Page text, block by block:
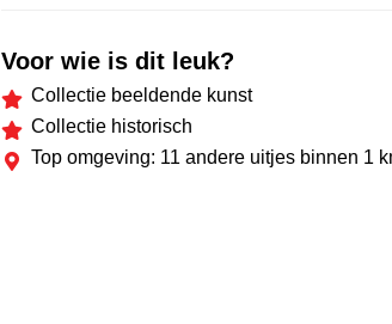
Voor wie is dit leuk?
Collectie beeldende kunst
Collectie historisch
Top omgeving: 11 andere uitjes binnen 1